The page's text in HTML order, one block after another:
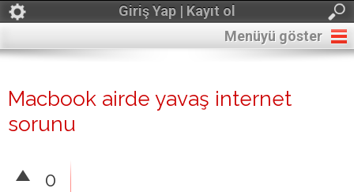
Giriş Yap | Kayıt ol
Menüyü göster
Macbook airde yavaş internet
sorunu
0